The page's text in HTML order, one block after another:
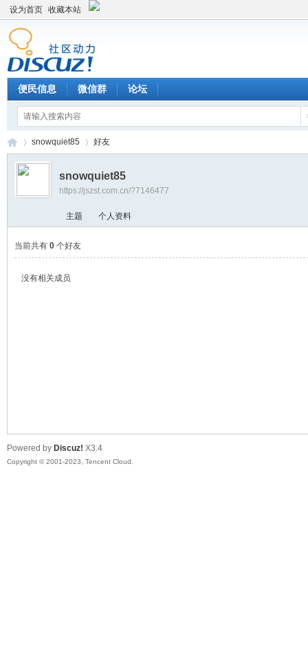
设为首页 收藏本站
便民信息 微信群 论坛
›
snowquiet85 好友
snowquiet85
https://jszst.com.cn/?7146477
主题 个人资料
当前共有 0个好友
没有相关成员
Powered by Discuz! X3.4
Copyright © 2001-2023, Tencent Cloud.